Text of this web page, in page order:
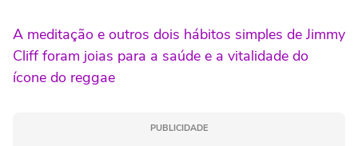
A meditação e outros dois hábitos simples de Jimmy
Cliff foram joias para a saúde e a vitalidade do
ícone do reggae
PUBLICIDADE